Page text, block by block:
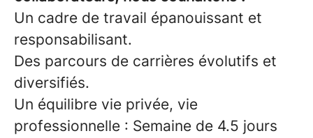
Un cadre de travail épanouissant et
responsabilisant.
Des parcours de carrières évolutifs et
diversifiés.
Un équilibre vie privée, vie
professionnelle : Semaine de 4.5 jours